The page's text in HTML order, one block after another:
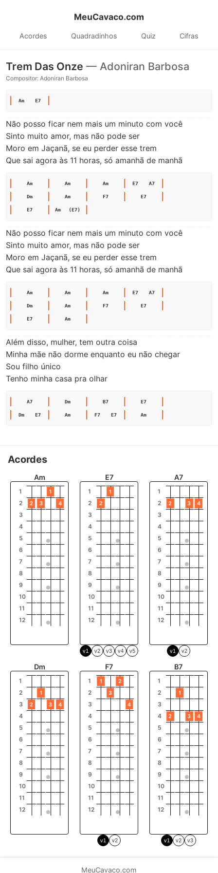
MeuCavaco.com
Acordes Quadradinhos Quiz Cifras
Trem Das Onze — Adoniran Barbosa
Compositor: Adoniran Barbosa
Am E7
Não posso ficar nem mais um minuto com você
Sinto muito amor, mas não pode ser
Moro em Jaçanã, se eu perder esse trem
Que sai agora às 11 horas, só amanhã de manhã
Am Am Am E7 A7
Dm Am F7 E7
E7 Am (E7)
Não posso ficar nem mais um minuto com você
Sinto muito amor, mas não pode ser
Moro em Jaçanã, se eu perder esse trem
Que sai agora às 11 horas, só amanhã de manhã
Am Am Am E7 A7
Dm Am F7 E7
E7 Am
Além disso, mulher, tem outra coisa
Minha mãe não dorme enquanto eu não chegar
Sou filho único
Tenho minha casa pra olhar
A7 Dm B7 E7
Dm E7 Am F7 E7 Am
Acordes
Am
1
2
3
4
5
6
7
8
9
10
11
12
2 3
1
4
E7
1
2
3
4
5
6
7
8
9
10
11
12
2
1
v1 v2 v3 v4 v5
A7
1
2
3
4
5
6
7
8
9
10
11
12
2 3 4
v1 v2
Dm
1
2
3
4
5
6
7
8
9
10
11
12
2
1
3
4
F7
1
2
3
4
5
6
7
8
9
10
11
12
1
3
2
4
v1 v2
B7
1
2
3
4
5
6
7
8
9
10
11
12
2
1
3 4
v1 v2 v3
MeuCavaco.com